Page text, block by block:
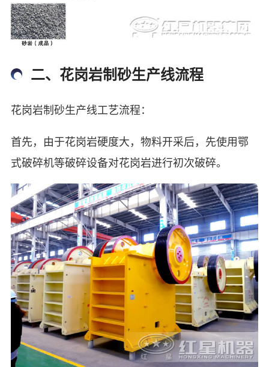
二、花岗岩制砂生产线流程
花岗岩制砂生产线工艺流程：
首先，由于花岗岩硬度大，物料开采后，先使用鄂
式破碎机等破碎设备对花岗岩进行初次破碎。